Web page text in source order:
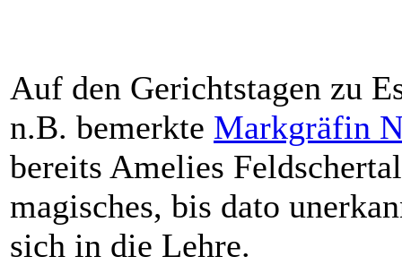
Auf den Gerichtstagen zu
n.B. bemerkte Markgräfin
bereits Amelies
magisches, bis dato
sich in die Lehre.